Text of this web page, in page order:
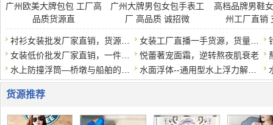
广州欧美大牌包包 工厂高
品质货源直
广州大牌男包女包手表工
厂 高品质 诚招微
高档品牌男鞋
州工厂直销
悦蕾著宠面霜，逆转熬夜肌衰老
货源推荐